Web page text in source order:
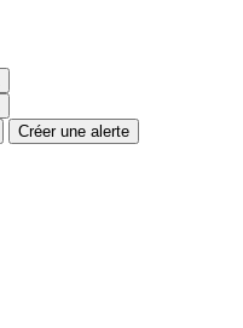
Créer une alerte